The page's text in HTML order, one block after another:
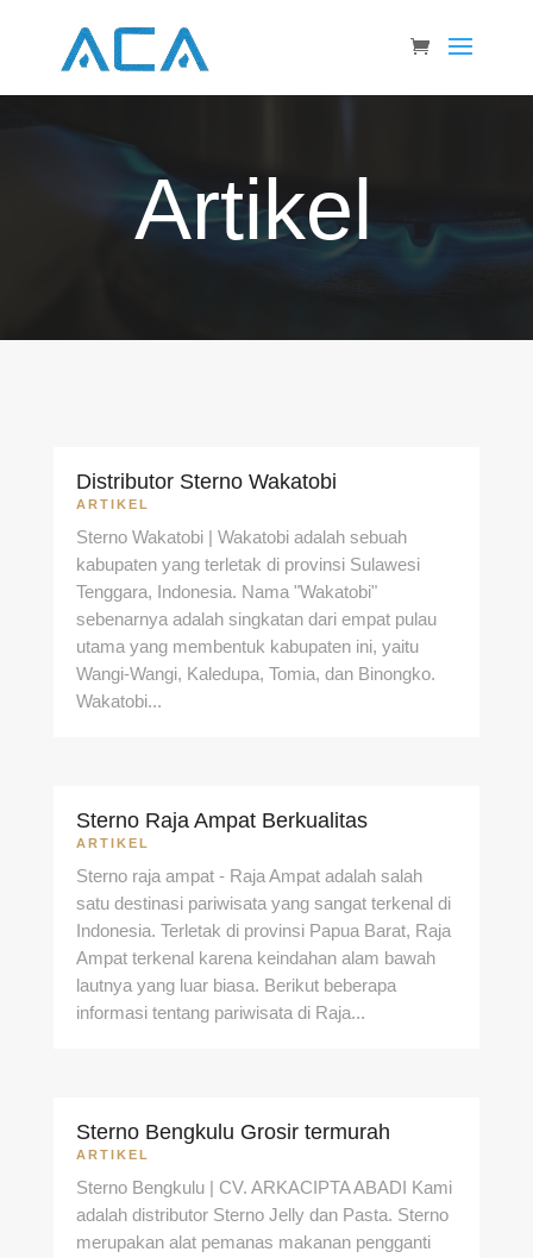
Artikel
Distributor Sterno Wakatobi
ARTIKEL
Sterno Wakatobi | Wakatobi adalah sebuah
kabupaten yang terletak di provinsi Sulawesi
Tenggara, Indonesia. Nama "Wakatobi"
sebenarnya adalah singkatan dari empat pulau
utama yang membentuk kabupaten ini, yaitu
Wangi-Wangi, Kaledupa, Tomia, dan Binongko.
Wakatobi...
Sterno Raja Ampat Berkualitas
ARTIKEL
Sterno raja ampat - Raja Ampat adalah salah
satu destinasi pariwisata yang sangat terkenal di
Indonesia. Terletak di provinsi Papua Barat, Raja
Ampat terkenal karena keindahan alam bawah
lautnya yang luar biasa. Berikut beberapa
informasi tentang pariwisata di Raja...
Sterno Bengkulu Grosir termurah
ARTIKEL
Sterno Bengkulu | CV. ARKACIPTA ABADI Kami
adalah distributor Sterno Jelly dan Pasta. Sterno
merupakan alat pemanas makanan pengganti